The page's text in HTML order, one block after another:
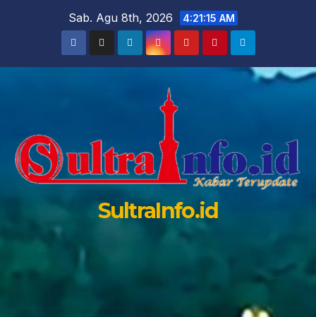
Sab. Agu 8th, 2026 4:21:16 AM
SultraInfo.id